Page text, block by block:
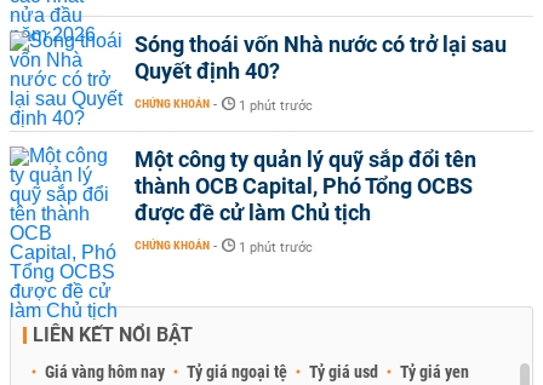
Sóng thoái vốn Nhà nước có trở lại sau
Quyết định 40?
CHỨNG KHOÁN - 1 phút trước
Một công ty quản lý quỹ sắp đổi tên
thành OCB Capital, Phó Tổng OCBS
được đề cử làm Chủ tịch
CHỨNG KHOÁN - 1 phút trước
LIÊN KẾT NỔI BẬT
Giá vàng hôm nay Tỷ giá ngoại tệ Tỷ giá usd Tỷ giá yen